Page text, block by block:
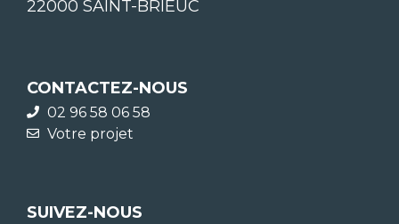
22000 SAINT-BRIEUC
CONTACTEZ-NOUS
02 96 58 06 58
Votre projet
SUIVEZ-NOUS